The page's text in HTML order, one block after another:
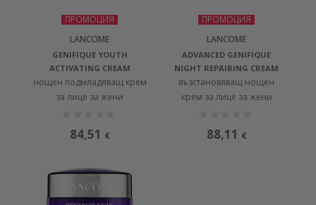
ПРОМОЦИЯ
LANCOME
GENIFIQUE YOUTH
ACTIVATING CREAM
нощен подмладяващ крем
за лице за жени
84,51 €
ПРОМОЦИЯ
LANCOME
ADVANCED GENIFIQUE
NIGHT REPAIRING CREAM
възстановяващ нощен
крем за лице за жени
88,11 €